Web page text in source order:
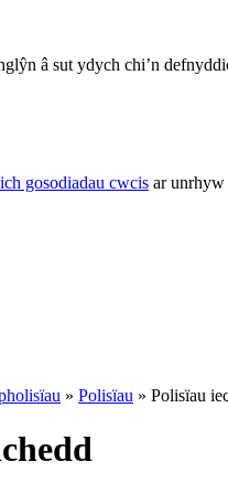
â sut ydych chi’n
gosodiadau cwcis ar unrhyw
» Polisïau » Polisïau